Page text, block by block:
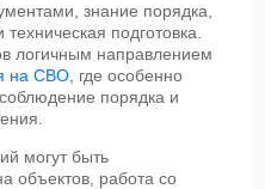
знание порядка,
подготовка.
логичным направлением
на СВО , где особенно
порядка и
могут быть
объектов, работа со